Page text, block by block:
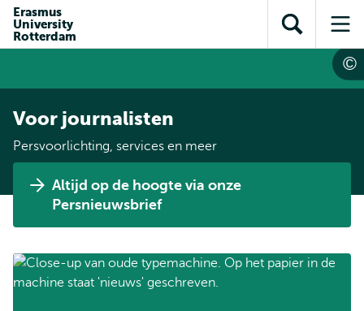
inhoud
Direct naar
subnavigatie
Erasmus
University
Rotterdam
Toon
zoekveld
Voor journalisten
Persvoorlichting, services en meer
Altijd op de hoogte via onze
Persnieuwsbrief